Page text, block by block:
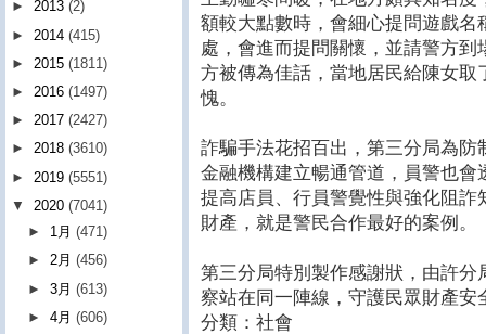
額較大點數時，會細心提問遊戲
處，會進而提問關懷，並請警方
方被傳為佳話，當地居民給陳女
愧。
詐騙手法花招百出，第三分局為
金融機構建立暢通管道，員警也
提高店員、行員警覺性與強化阻
財產，就是警民合作最好的案例。
第三分局特別製作感謝狀，由許
察站在同一陣線，守護民眾財產安
分類：社會
► 2013 (2)
► 2014 (415)
► 2015 (1811)
► 2016 (1497)
► 2017 (2427)
► 2018 (3610)
► 2019 (5551)
▼ 2020 (7041)
► 1月(471)
►2月(456)
►3月(613)
►4月(606)